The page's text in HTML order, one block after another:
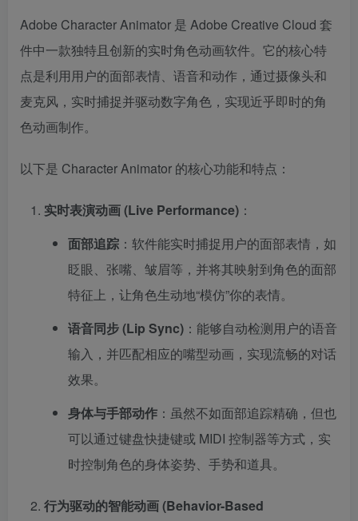
Adobe Character Animator 是 Adobe Creative Cloud 套
件中一款独特且创新的实时角色动画软件。它的核心特
点是利用用户的面部表情、语音和动作，通过摄像头和
麦克风，实时捕捉并驱动数字角色，实现近乎即时的角
色动画制作。
以下是 Character Animator 的核心功能和特点：
实时表演动画 (Live Performance) ：
面部追踪 ：软件能实时捕捉用户的面部表情，如
眨眼、张嘴、皱眉等，并将其映射到角色的面部
特征上，让角色生动地“模仿”你的表情。
语音同步 (Lip Sync) ：能够自动检测用户的语音
输入，并匹配相应的嘴型动画，实现流畅的对话
效果。
身体与手部动作 ：虽然不如面部追踪精确，但也
可以通过键盘快捷键或 MIDI 控制器等方式，实
时控制角色的身体姿势、手势和道具。
行为驱动的智能动画 (Behavior-Based